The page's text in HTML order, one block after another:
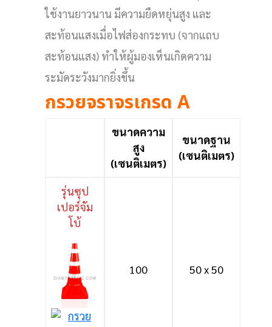
ใช้งานยาวนาน มีความยืดหยุ่นสูง และ
สะท้อนแสงเมื่อไฟส่องกระทบ (จากแถบ
สะท้อนแสง) ทำให้ผู้มองเห็นเกิดความ
ระมัดระวังมากยิ่งขึ้น
กรวยจราจรเกรด A
ขนาดความ
สูง
(เซนติเมตร)
ขนาดฐาน
(เซนติเมตร)
รุ่นซุป
เปอร์จัม
โบ้
100 50 x 50